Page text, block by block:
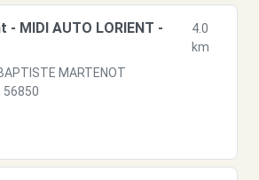
- MIDI AUTO LORIENT -
4.0
km
MARTENOT
56850